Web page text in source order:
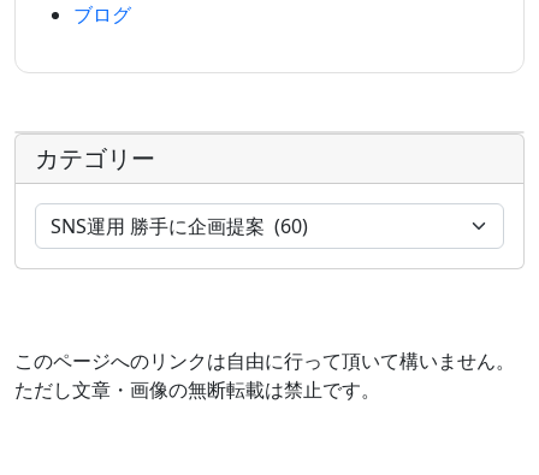
ブログ
カテゴリー
このページへのリンクは自由に行って頂いて構いません。
ただし文章・画像の無断転載は禁止です。